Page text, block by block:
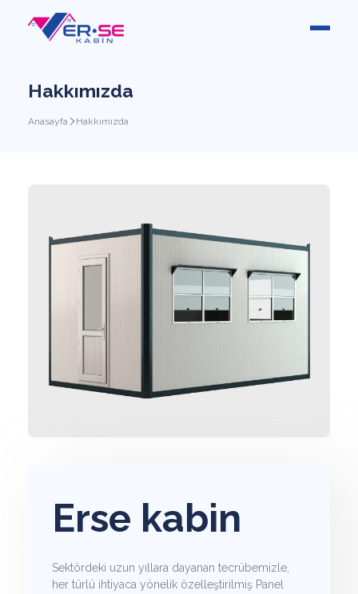
Hakkımızda
Anasayfa Hakkımızda
Erse kabin
Sektördeki uzun yıllara dayanan tecrübemizle,
her türlü ihtiyaca yönelik özelleştirilmiş Panel